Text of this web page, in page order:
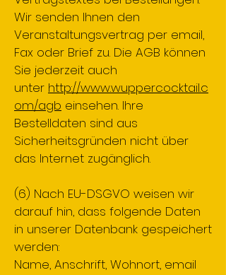
Wir senden Ihnen den
Veranstaltungsvertrag per email,
Fax oder Brief zu. Die AGB können
Sie jederzeit auch
unter http://www.wuppercocktail.c
om/agb einsehen. Ihre
Bestelldaten sind aus
Sicherheitsgründen nicht über
das Internet zugänglich.
(6) Nach EU-DSGVO weisen wir
darauf hin, dass folgende Daten
in unserer Datenbank gespeichert
werden:
Name, Anschrift, Wohnort, email